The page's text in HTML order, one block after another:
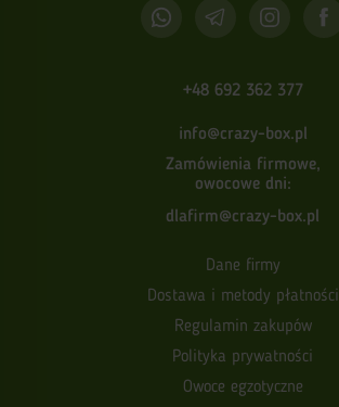
+48 692 362 377
info@crazy-box.pl
Zamówienia firmowe,
owocowe dni:
dlafirm@crazy-box.pl
Dane firmy
Dostawa i metody płatności
Regulamin zakupów
Polityka prywatności
Owoce egzotyczne